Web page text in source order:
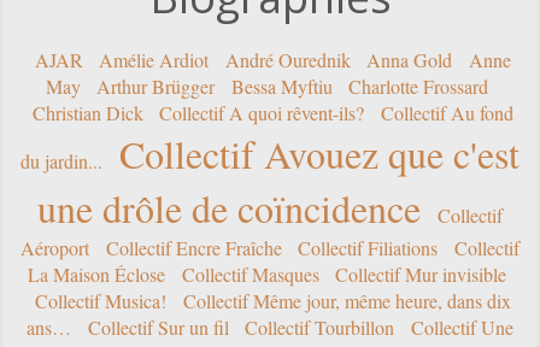
AJAR Amélie Ardiot André Ourednik Anna Gold
Anne
May
Arthur Brügger Bessa Myftiu
Charlotte Frossard
Christian Dick
Collectif A quoi rêvent-ils?
Collectif Au fond
du jardin...
Collectif Avouez que c'est
une drôle de coïncidence
Collectif
Aéroport
Collectif Encre Fraîche Collectif Filiations
Collectif
La Maison Éclose
Collectif Masques
Collectif Mur invisible
Collectif Musica!
Collectif Même jour, même heure, dans dix
ans…
Collectif Sur un fil Collectif Tourbillon
Collectif Une